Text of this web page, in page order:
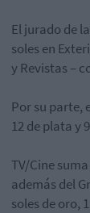
El jurado de
soles en
y Revistas–
Por su parte,
12 de plata y
TV/Cinesuma
además del
soles de oro,